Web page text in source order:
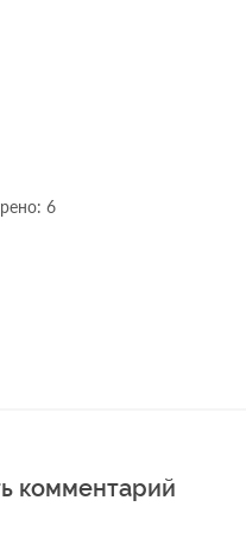
6
комментарий